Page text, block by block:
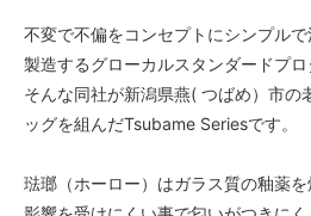
不変で不偏をコンセプトにシンプル
製造するグローカルスタンダードプロ
そんな同社が新潟県燕( つばめ）市の
ッグを組んだTsubame Seriesです。
琺瑯（ホーロー）はガラス質の釉薬